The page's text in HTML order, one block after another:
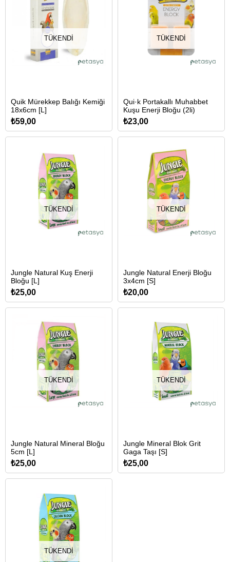
TÜKENDI
Quik Mürekkep Balığı Kemiği
18x6cm [L]
₺59,00
TÜKENDI
Qui·k Portakallı Muhabbet
Kuşu Enerji Bloğu (2li)
₺23,00
TÜKENDI
Jungle Natural Kuş Enerji
Bloğu [L]
₺25,00
TÜKENDI
Jungle Natural Enerji Bloğu
3x4cm [S]
₺20,00
TÜKENDI
Jungle Natural Mineral Bloğu
5cm [L]
₺25,00
TÜKENDI
Jungle Mineral Blok Grit
Gaga Taşı [S]
₺25,00
TÜKENDI